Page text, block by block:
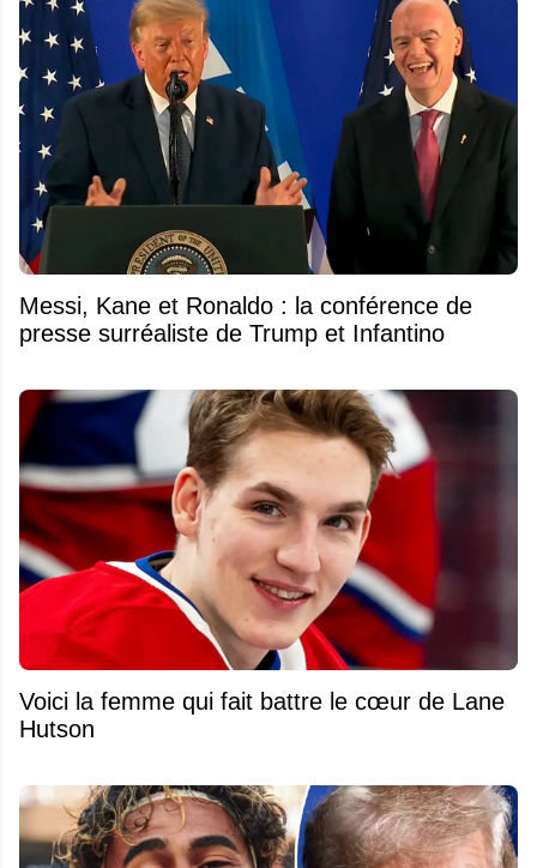
Messi, Kane et Ronaldo : la conférence de
presse surréaliste de Trump et Infantino
Voici la femme qui fait battre le cœur de Lane
Hutson